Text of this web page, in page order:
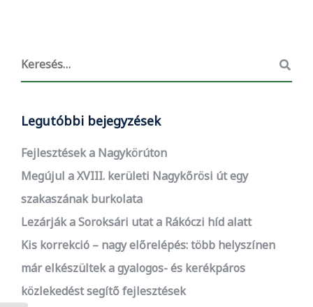
Legutóbbi bejegyzések
Fejlesztések a Nagykörúton
Megújul a XVIII. kerületi Nagykőrösi út egy
szakaszának burkolata
Lezárják a Soroksári utat a Rákóczi híd alatt
Kis korrekció – nagy előrelépés: több helyszínen
már elkészültek a gyalogos- és kerékpáros
közlekedést segítő fejlesztések